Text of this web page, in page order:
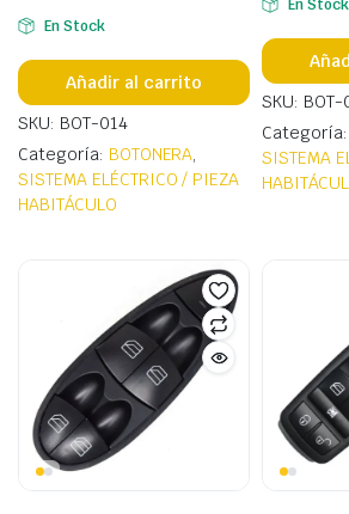
En Stock
Añadir al carrito
SKU: BOT-014
Categoría: BOTONERA,
SISTEMA ELÉCTRICO / PIEZA
HABITÁCULO
En Stock
SKU: BOT-
Categoría:
SISTEMA